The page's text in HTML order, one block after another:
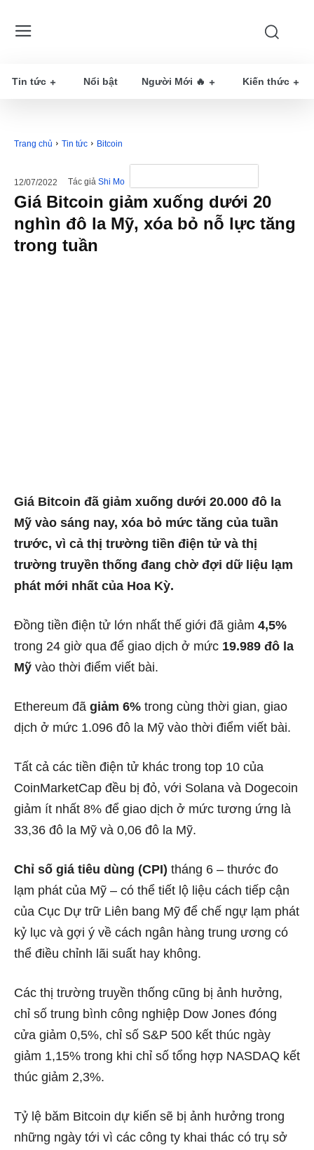
Tin tức Nổi bật Người Mới 🔥 Kiến thức
Trang chủ Tin tức Bitcoin
12/07/2022 Tác giả Shi Mo
Giá Bitcoin giảm xuống dưới 20
nghìn đô la Mỹ, xóa bỏ nỗ lực tăng
trong tuần
Giá Bitcoin đã giảm xuống dưới 20.000 đô la
Mỹ vào sáng nay, xóa bỏ mức tăng của tuần
trước, vì cả thị trường tiền điện tử và thị
trường truyền thống đang chờ đợi dữ liệu lạm
phát mới nhất của Hoa Kỳ.
Đồng tiền điện tử lớn nhất thế giới đã giảm 4,5%
trong 24 giờ qua để giao dịch ở mức 19.989 đô la
Mỹ vào thời điểm viết bài.
Ethereum đã giảm 6% trong cùng thời gian, giao
dịch ở mức 1.096 đô la Mỹ vào thời điểm viết bài.
Tất cả các tiền điện tử khác trong top 10 của
CoinMarketCap đều bị đỏ, với Solana và Dogecoin
giảm ít nhất 8% để giao dịch ở mức tương ứng là
33,36 đô la Mỹ và 0,06 đô la Mỹ.
Chỉ số giá tiêu dùng (CPI) tháng 6 – thước đo
lạm phát của Mỹ – có thể tiết lộ liệu cách tiếp cận
của Cục Dự trữ Liên bang Mỹ để chế ngự lạm phát
kỷ lục và gợi ý về cách ngân hàng trung ương có
thể điều chỉnh lãi suất hay không.
Các thị trường truyền thống cũng bị ảnh hưởng,
chỉ số trung bình công nghiệp Dow Jones đóng
cửa giảm 0,5%, chỉ số S&P 500 kết thúc ngày
giảm 1,15% trong khi chỉ số tổng hợp NASDAQ kết
thúc giảm 2,3%.
Tỷ lệ băm Bitcoin dự kiến ​​sẽ bị ảnh hưởng trong
những ngày tới vì các công ty khai thác có trụ sở